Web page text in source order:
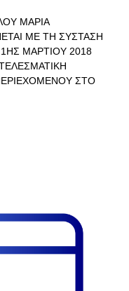
ΜΑΡΙΑ
ΜΕ ΤΗ ΣΥΣΤΑΣΗ
ΜΑΡΤΙΟΥ 2018
ΣΤΟ